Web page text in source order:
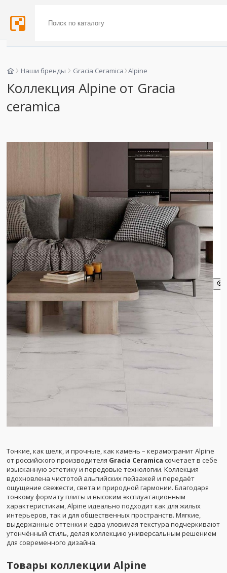
Наши бренды Gracia Ceramica Alpine
Коллекция Alpine от Gracia
ceramica
Тонкие, как шелк, и прочные, как камень – керамогранит Alpine
от российского производителя Gracia Ceramica сочетает в себе
изысканную эстетику и передовые технологии. Коллекция
вдохновлена чистотой альпийских пейзажей и передаёт
ощущение свежести, света и природной гармонии. Благодаря
тонкому формату плиты и высоким эксплуатационным
характеристикам, Alpine идеально подходит как для жилых
интерьеров, так и для общественных пространств. Мягкие,
выдержанные оттенки и едва уловимая текстура подчеркивают
утончённый стиль, делая коллекцию универсальным решением
для современного дизайна.
Товары коллекции Alpine